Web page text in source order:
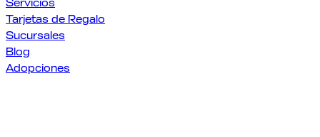
Servicios
Tarjetas de Regalo
Sucursales
Blog
Adopciones